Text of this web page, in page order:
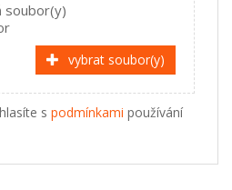
soubor(y)
vybrat soubor(y)
s podmínkami používání